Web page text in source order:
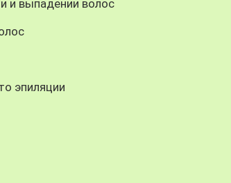
и выпадении волос
эпиляции